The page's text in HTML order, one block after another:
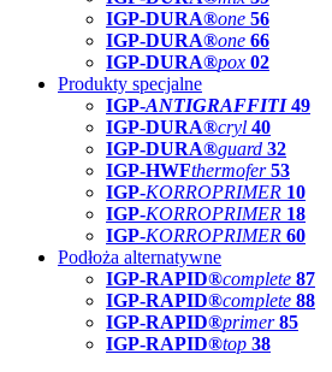
IGP-DURA®one 56
IGP-DURA®one 66
IGP-DURA®pox 02
Produkty specjalne
IGP-ANTIGRAFFITI49
IGP-DURA®cryl 40
IGP-DURA®guard 32
IGP-HWFthermofer 53
IGP-KORROPRIMER 10
IGP-KORROPRIMER 18
IGP-KORROPRIMER 60
Podłoża alternatywne
IGP-RAPID®complete 87
IGP-RAPID®complete 88
IGP-RAPID®primer 85
IGP-RAPID®top 38